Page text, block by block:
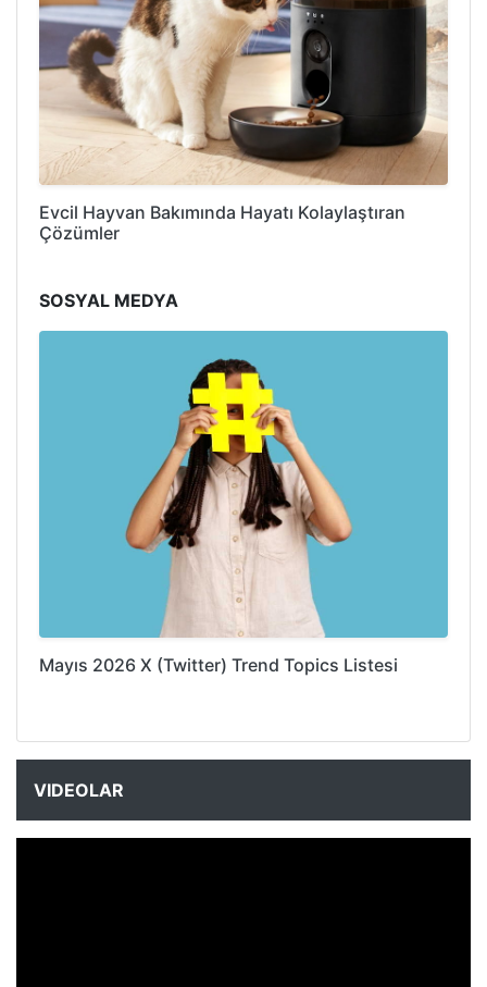
Evcil Hayvan Bakımında Hayatı Kolaylaştıran
Çözümler
SOSYAL MEDYA
Mayıs 2026 X (Twitter) Trend Topics Listesi
VIDEOLAR